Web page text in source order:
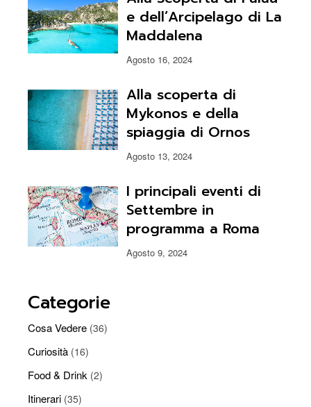
e dell’Arcipelago di La
Maddalena
Agosto 16, 2024
Alla scoperta di
Mykonos e della
spiaggia di Ornos
Agosto 13, 2024
I principali eventi di
Settembre in
programma a Roma
Agosto 9, 2024
Categorie
Cosa Vedere (36)
Curiosità (16)
Food & Drink (2)
Itinerari (35)